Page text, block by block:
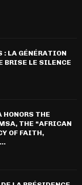
LA GÉNÉRATION
BRISE LE SILENCE
THE
THE “AFRICAN
OF FAITH,